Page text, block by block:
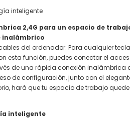
inteligente
2,4G para un espacio de
inalámbrico
del ordenador. Para cualquier
esta función, puedes conectar el
de una rápida conexión inalámbrica
de configuración, junto con el
hará que tu espacio de trabajo
inteligente